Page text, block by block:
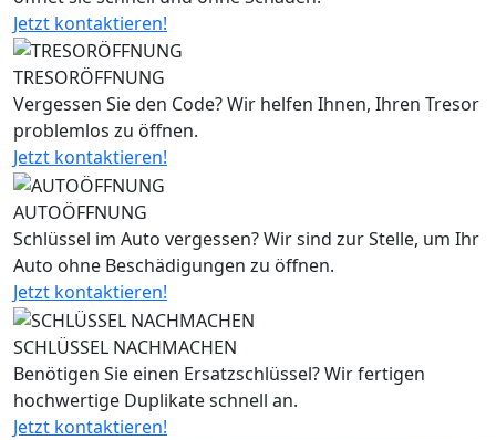
Jetzt kontaktieren!
TRESORÖFFNUNG
Vergessen Sie den Code? Wir helfen Ihnen, Ihren Tresor
problemlos zu öffnen.
Jetzt kontaktieren!
AUTOÖFFNUNG
Schlüssel im Auto vergessen? Wir sind zur Stelle, um Ihr
Auto ohne Beschädigungen zu öffnen.
Jetzt kontaktieren!
SCHLÜSSEL NACHMACHEN
Benötigen Sie einen Ersatzschlüssel? Wir fertigen
hochwertige Duplikate schnell an.
Jetzt kontaktieren!